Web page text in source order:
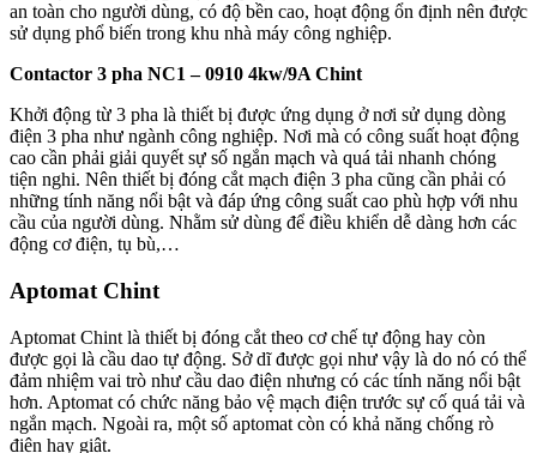
an toàn cho người dùng, có độ bền cao, hoạt động ổn định nên được
sử dụng phổ biến trong khu nhà máy công nghiệp.
Contactor 3 pha NC1 – 0910 4kw/9A Chint
Khởi động từ 3 pha là thiết bị được ứng dụng ở nơi sử dụng dòng
điện 3 pha như ngành công nghiệp. Nơi mà có công suất hoạt động
cao cần phải giải quyết sự số ngắn mạch và quá tải nhanh chóng
tiện nghi. Nên thiết bị đóng cắt mạch điện 3 pha cũng cần phải có
những tính năng nổi bật và đáp ứng công suất cao phù hợp với nhu
cầu của người dùng. Nhằm sử dùng để điều khiển dễ dàng hơn các
động cơ điện, tụ bù,…
Aptomat Chint
Aptomat Chint là thiết bị đóng cắt theo cơ chế tự động hay còn
được gọi là cầu dao tự động. Sở dĩ được gọi như vậy là do nó có thể
đảm nhiệm vai trò như cầu dao điện nhưng có các tính năng nổi bật
hơn. Aptomat có chức năng bảo vệ mạch điện trước sự cố quá tải và
ngắn mạch. Ngoài ra, một số aptomat còn có khả năng chống rò
điện hay giật.